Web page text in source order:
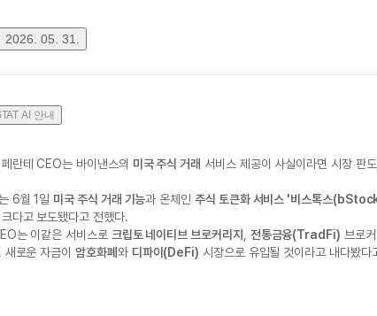
2026. 05. 31.
AI 안내
란테 CEO는 바이낸스의 미국 주식 거래 서비스 제공이 사실이라면 시장 판
6월 1일 미국 주식 거래 기능과 온체인 주식 토큰화 서비스 '비스톡스
다고 보도됐다고 전했다.
는 이같은 서비스로 크립토 네이티브 브로커리지 전통금융(TradFi) 브로
새로운 자금이암호화폐 와 디파이(DeFi) 시장으로 유입될 것이라고 내다봤다